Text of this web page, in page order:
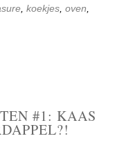
koekjes oven
#1: KAAS